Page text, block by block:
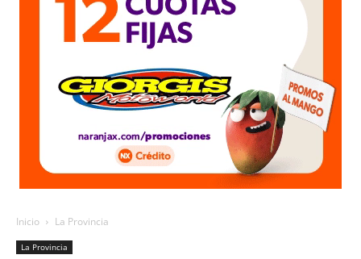
Inicio La Provincia
La Provincia